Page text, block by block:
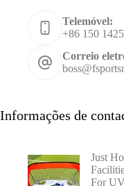
Telemóvel:
+86 150
Correio
Informações de
Just
For